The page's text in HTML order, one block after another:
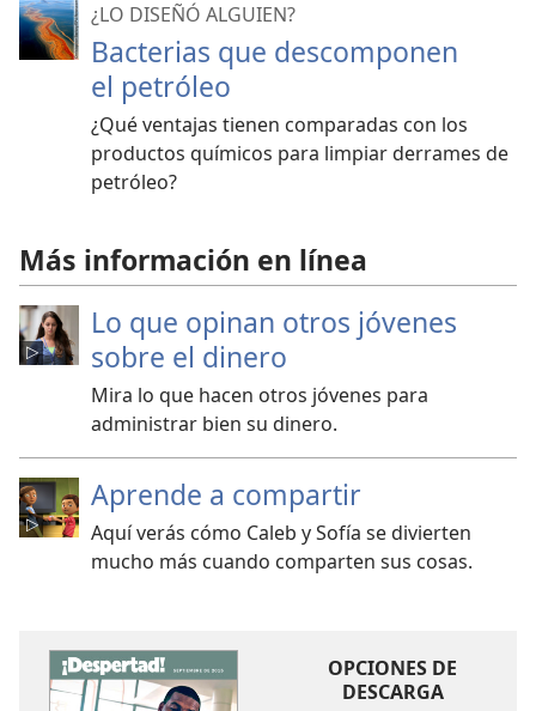
¿LO DISEÑÓ ALGUIEN?
Bacterias que descomponen
el petróleo
¿Qué ventajas tienen comparadas con los
productos químicos para limpiar derrames de
petróleo?
Más información en línea
Lo que opinan otros jóvenes
sobre el dinero
Mira lo que hacen otros jóvenes para
administrar bien su dinero.
Aprende a compartir
Aquí verás cómo Caleb y Sofía se divierten
mucho más cuando comparten sus cosas.
OPCIONES DE
DESCARGA